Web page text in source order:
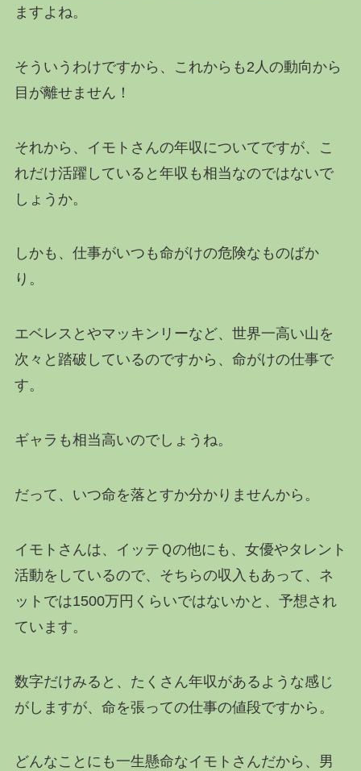
ますよね。
そういうわけですから、これからも2人の動向から
目が離せません！
それから、イモトさんの年収についてですが、こ
れだけ活躍していると年収も相当なのではないで
しょうか。
しかも、仕事がいつも命がけの危険なものばか
り。
エベレスとやマッキンリーなど、世界一高い山を
次々と踏破しているのですから、命がけの仕事で
す。
ギャラも相当高いのでしょうね。
だって、いつ命を落とすか分かりませんから。
イモトさんは、イッテＱの他にも、女優やタレント
活動をしているので、そちらの収入もあって、ネ
ットでは1500万円くらいではないかと、予想され
ています。
数字だけみると、たくさん年収があるような感じ
がしますが、命を張っての仕事の値段ですから。
どんなことにも一生懸命なイモトさんだから、男